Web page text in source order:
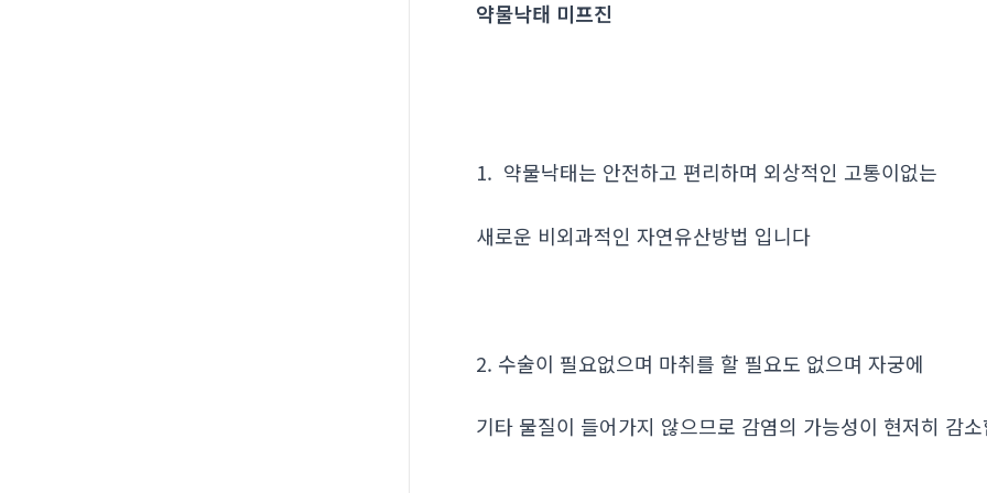
약물낙태 미프진
1. 약물낙태는 안전하고 편리하며 외상적인 고통이없는
새로운 비외과적인 자연유산방법 입니다
2. 수술이 필요없으며 마취를 할 필요도 없으며 자궁에
기타 물질이 들어가지 않으므로 감염의 가능성이 현저히 감